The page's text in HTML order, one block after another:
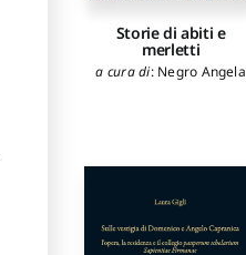
Storie di abiti e
merletti
a cura di: Negro Angela